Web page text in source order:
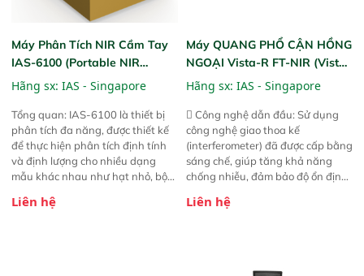
Máy Phân Tích NIR Cầm Tay
IAS-6100 (Portable NIR
Analyzer)
Hãng sx: IAS - Singapore
Tổng quan: IAS-6100 là thiết bị
phân tích đa năng, được thiết kế
để thực hiện phân tích định tính
và định lượng cho nhiều dạng
mẫu khác nhau như hạt nhỏ, bột,
này cho phép bất kỳ ai cũng có
Liên hệ
Máy QUANG PHỔ CẬN HỒNG
NGOẠI Vista-R FT-NIR (Vista-
R FT-NIR Analyzer)
Hãng sx: IAS - Singapore
 Công nghệ dẫn đầu: Sử dụng
công nghệ giao thoa kế
(interferometer) đã được cấp bằng
sáng chế, giúp tăng khả năng
chống nhiễu, đảm bảo độ ổn định
ứng dụng rộng: Đáp ứng nhu cầu
Trang bị đầu dò InGaAs độ nhạy
Liên hệ